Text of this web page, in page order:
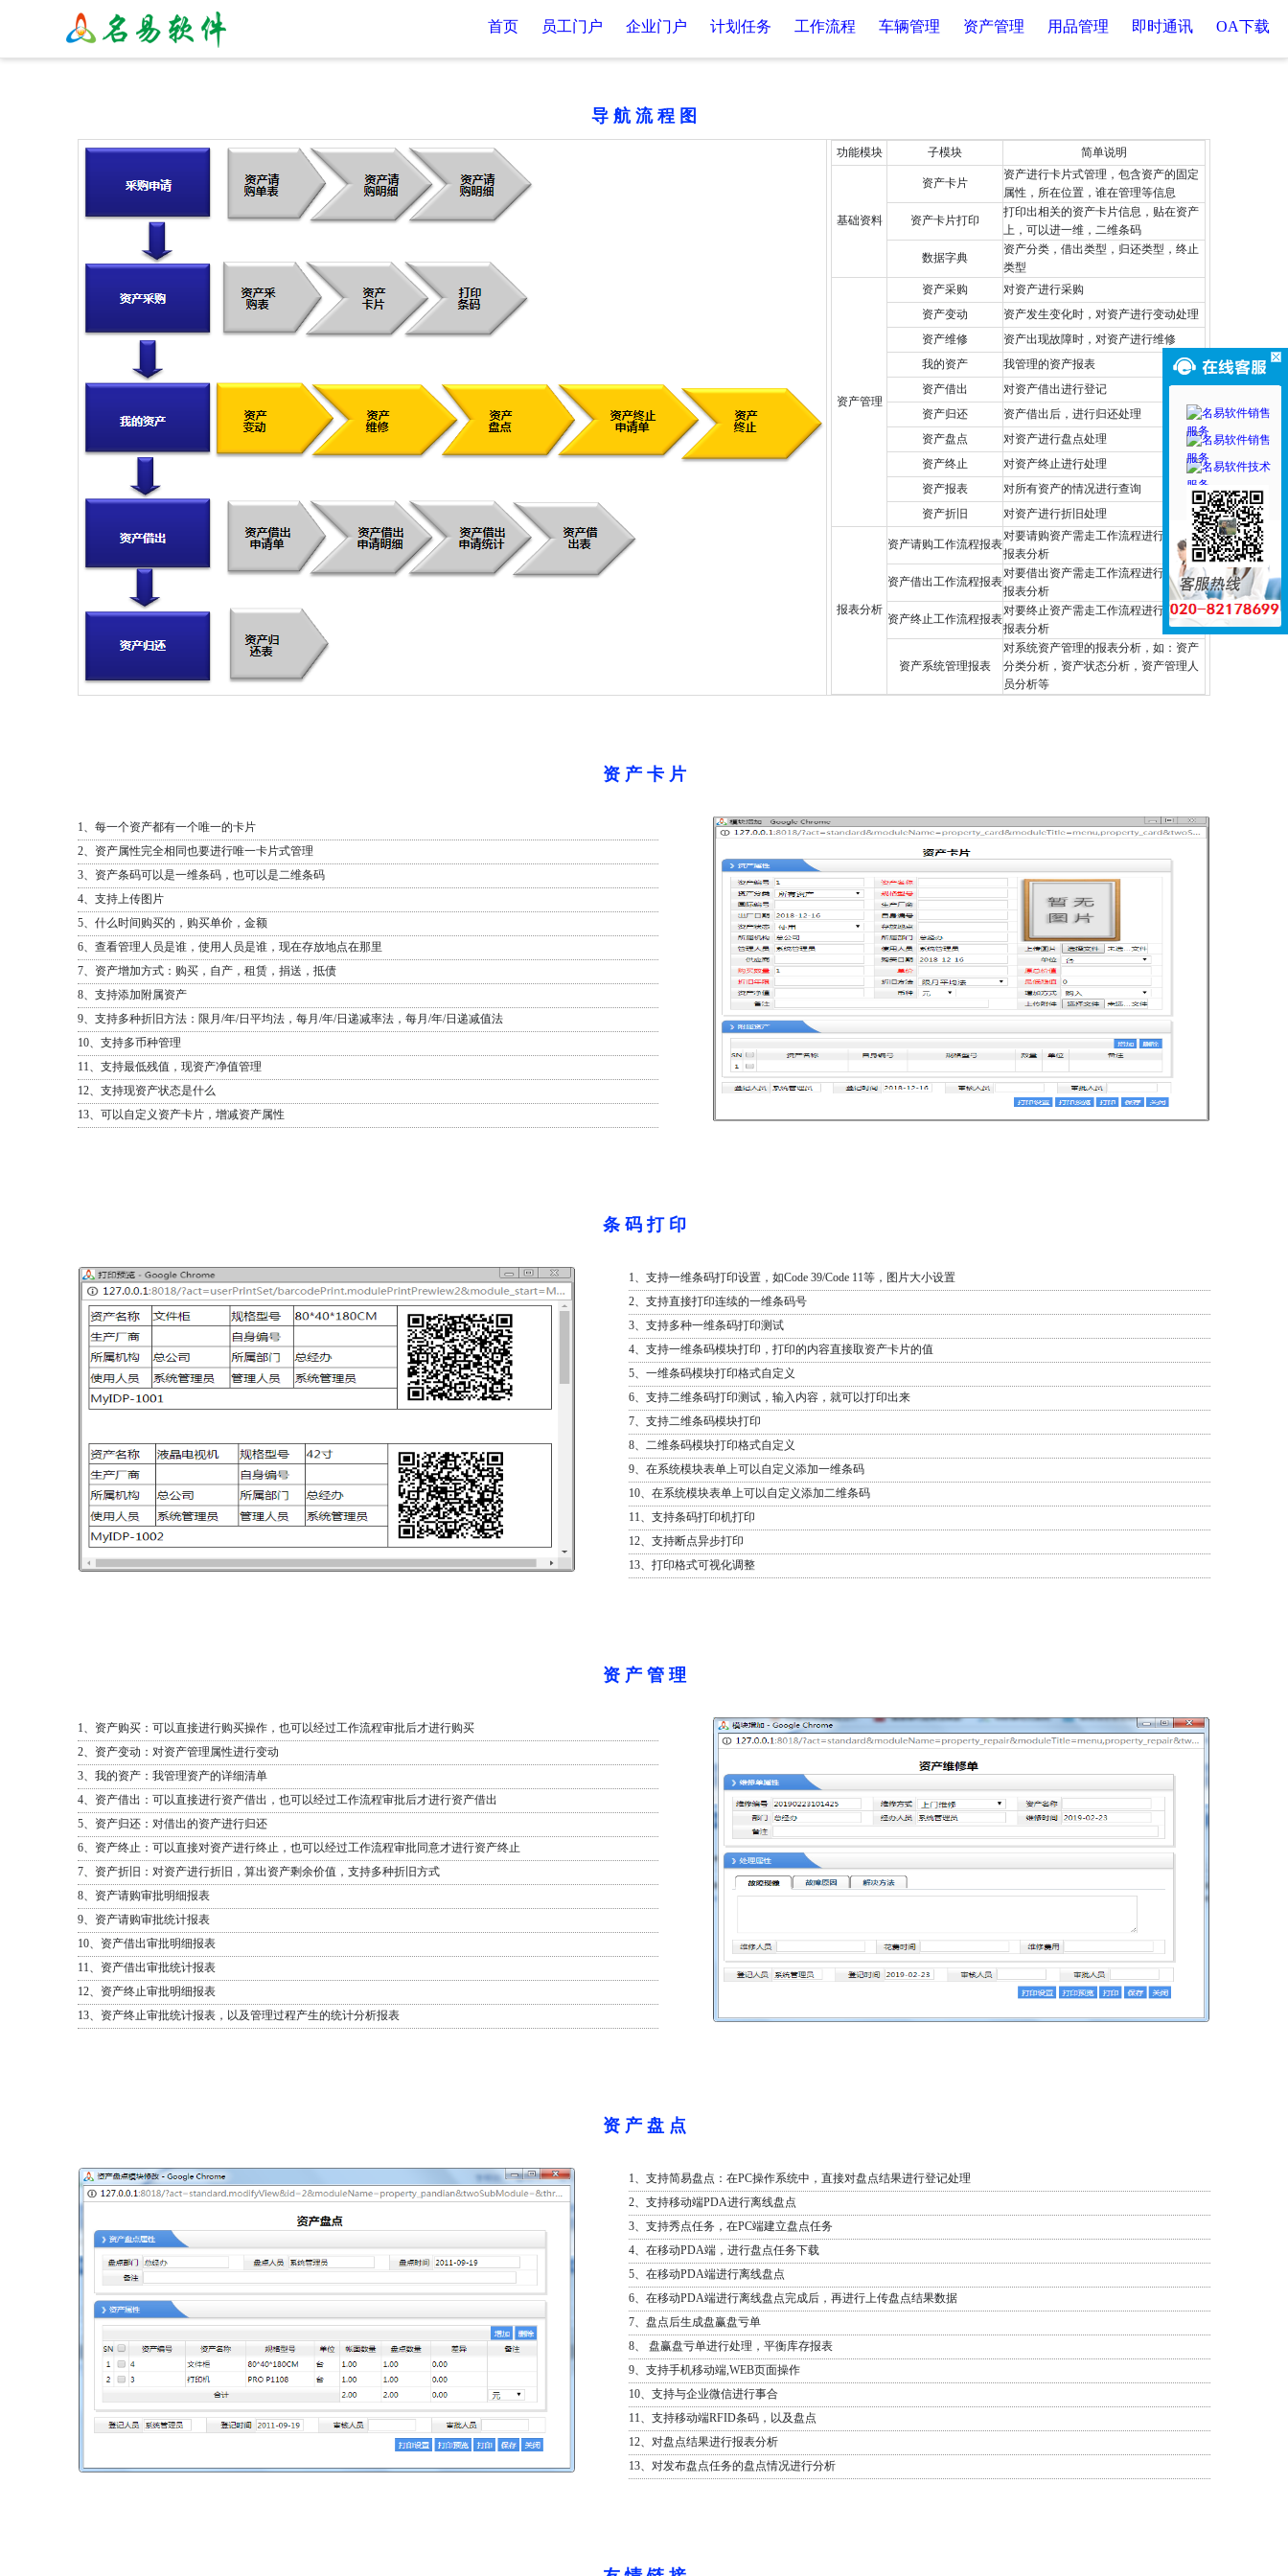
首页 员工门户 企业门户 计划任务 工作流程 车辆管理 资产管理 用品管理 即时通讯 OA下载
导 航 流 程 图
功能模块 子模块 简单说明
基础资料
资产卡片
资产进行卡片式管理，包含资产的固定
属性，所在位置，谁在管理等信息
资产卡片打印
打印出相关的资产卡片信息，贴在资产
上，可以进一维，二维条码
数据字典
资产分类，借出类型，归还类型，终止
类型
资产管理
资产采购
对资产进行采购
资产变动
资产发生变化时，对资产进行变动处理
资产维修
资产出现故障时，对资产进行维修
我的资产
我管理的资产报表
资产借出
对资产借出进行登记
资产归还
资产借出后，进行归还处理
资产盘点
对资产进行盘点处理
资产终止
对资产终止进行处理
资产报表
对所有资产的情况进行查询
资产折旧
对资产进行折旧处理
报表分析
资产请购工作流程报表
对要请购资产需走工作流程进行审批的
报表分析
资产借出工作流程报表
对要借出资产需走工作流程进行审批的
报表分析
资产终止工作流程报表
对要终止资产需走工作流程进行审批的
报表分析
资产系统管理报表
对系统资产管理的报表分析，如：资产
分类分析，资产状态分析，资产管理人
员分析等
资 产 卡 片
1、每一个资产都有一个唯一的卡片
2、资产属性完全相同也要进行唯一卡片式管理
3、资产条码可以是一维条码，也可以是二维条码
4、支持上传图片
5、什么时间购买的，购买单价，金额
6、查看管理人员是谁，使用人员是谁，现在存放地点在那里
7、资产增加方式：购买，自产，租赁，捐送，抵债
8、支持添加附属资产
9、支持多种折旧方法：限月/年/日平均法，每月/年/日递减率法，每月/年/日递减值法
10、支持多币种管理
11、支持最低残值，现资产净值管理
12、支持现资产状态是什么
13、可以自定义资产卡片，增减资产属性
条 码 打 印
1、支持一维条码打印设置，如Code 39/Code 11等，图片大小设置
2、支持直接打印连续的一维条码号
3、支持多种一维条码打印测试
4、支持一维条码模块打印，打印的内容直接取资产卡片的值
5、一维条码模块打印格式自定义
6、支持二维条码打印测试，输入内容，就可以打印出来
7、支持二维条码模块打印
8、二维条码模块打印格式自定义
9、在系统模块表单上可以自定义添加一维条码
10、在系统模块表单上可以自定义添加二维条码
11、支持条码打印机打印
12、支持断点异步打印
13、打印格式可视化调整
资 产 管 理
1、资产购买：可以直接进行购买操作，也可以经过工作流程审批后才进行购买
2、资产变动：对资产管理属性进行变动
3、我的资产：我管理资产的详细清单
4、资产借出：可以直接进行资产借出，也可以经过工作流程审批后才进行资产借出
5、资产归还：对借出的资产进行归还
6、资产终止：可以直接对资产进行终止，也可以经过工作流程审批同意才进行资产终止
7、资产折旧：对资产进行折旧，算出资产剩余价值，支持多种折旧方式
8、资产请购审批明细报表
9、资产请购审批统计报表
10、资产借出审批明细报表
11、资产借出审批统计报表
12、资产终止审批明细报表
13、资产终止审批统计报表，以及管理过程产生的统计分析报表
资 产 盘 点
1、支持简易盘点：在PC操作系统中，直接对盘点结果进行登记处理
2、支持移动端PDA进行离线盘点
3、支持秀点任务，在PC端建立盘点任务
4、在移动PDA端，进行盘点任务下载
5、在移动PDA端进行离线盘点
6、在移动PDA端进行离线盘点完成后，再进行上传盘点结果数据
7、盘点后生成盘赢盘亏单
8、 盘赢盘亏单进行处理，平衡库存报表
9、支持手机移动端,WEB页面操作
10、支持与企业微信进行事合
11、支持移动端RFID条码，以及盘点
12、对盘点结果进行报表分析
13、对发布盘点任务的盘点情况进行分析